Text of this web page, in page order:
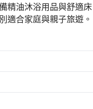
精油沐浴用品與舒適床
適合家庭與親子旅遊。